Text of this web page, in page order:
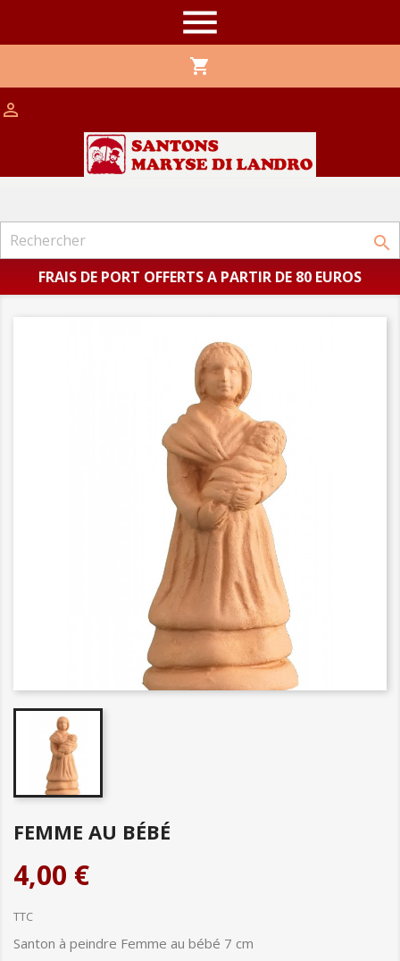

shopping_cart


FRAIS DE PORT OFFERTS A PARTIR DE 80 EUROS
FEMME AU BÉBÉ
4,00 €
TTC
Santon à peindre Femme au bébé 7 cm